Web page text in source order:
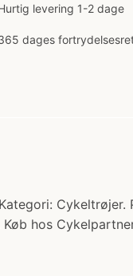
levering 1-2 dage
dages
Cykeltrøjer.
hos